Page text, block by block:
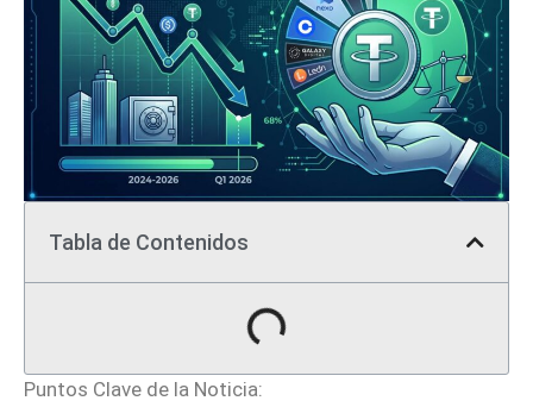
Tabla de Contenidos
Puntos Clave de la Noticia: